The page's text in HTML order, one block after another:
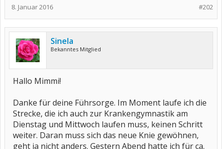
#202
8. Januar 2016
Sinela
Bekanntes Mitglied
Hallo Mimmi!
Danke für deine Führsorge. Im Moment laufe ich die
Strecke, die ich auch zur Krankengymnastik am
Dienstag und Mittwoch laufen muss, keinen Schritt
weiter. Daran muss sich das neue Knie gewöhnen,
geht ja nicht anders. Gestern Abend hatte ich für ca.